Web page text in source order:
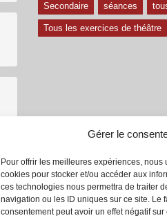
Gérer le
Pour offrir les meilleures expériences,
cookies pour stocker et/ou accéder aux
ces technologies nous permettra de traiter
navigation ou les ID uniques sur ce site. Le
consentement peut avoir un effet négatif
Secondaire séances
Tous les exercices de théâtre